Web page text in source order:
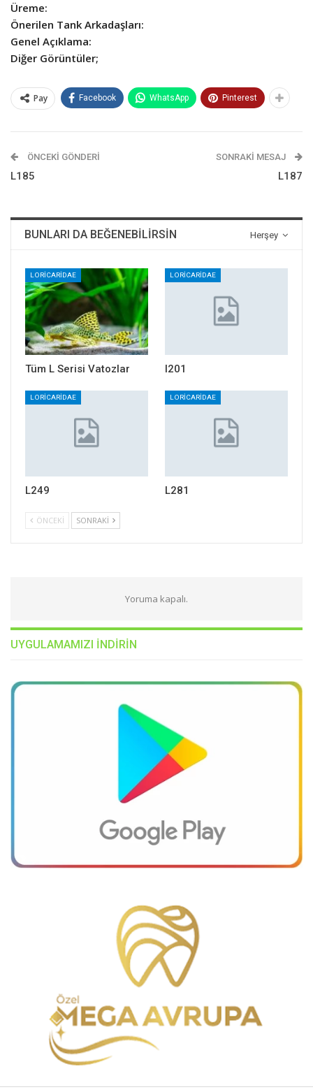
Üreme:
Önerilen Tank Arkadaşları:
Genel Açıklama:
Diğer Görüntüler;
Pay Facebook WhatsApp Pinterest
ÖNCEKI GÖNDERI
L185
SONRAKI MESAJ
L187
Herşey
BUNLARI DA BEĞENEBILIRSIN
LORICARIDAE
Tüm L Serisi Vatozlar
LORICARIDAE
l201
LORICARIDAE
L249
LORICARIDAE
L281
ÖNCEKI SONRAKI
Yoruma kapalı.
UYGULAMAMIZI INDIRIN